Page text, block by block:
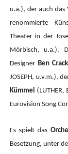
u.a.), der auch das
renommierte
Theater in der
Mörbisch, u.a.).
Designer Ben
JOSEPH, u.v.m.),
Kümmel
Eurovision Song
Es spielt das
Besetzung, unter